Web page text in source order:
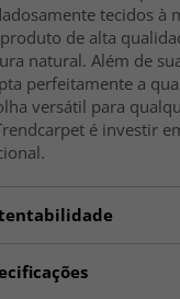
tecidos à
de alta
natural. Além de
perfeitamente a
versátil para
é investir